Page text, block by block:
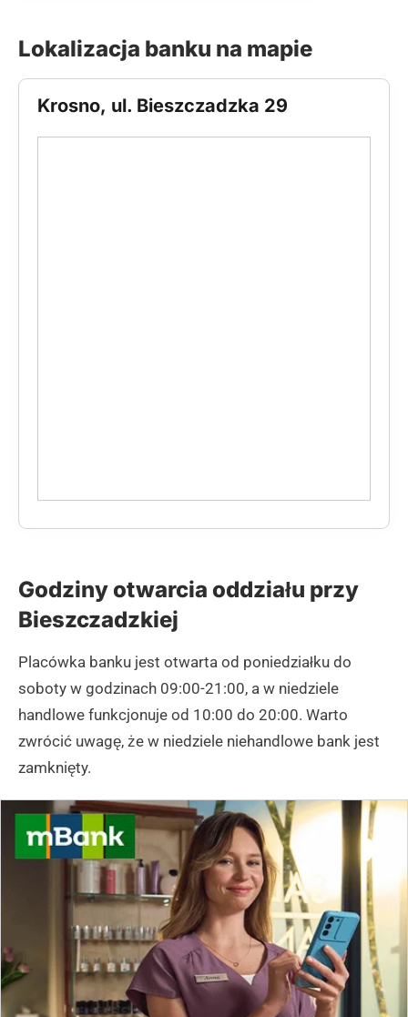
Lokalizacja banku na mapie
Krosno, ul. Bieszczadzka 29
Godziny otwarcia oddziału przy
Bieszczadzkiej
Placówka banku jest otwarta od poniedziałku do
soboty w godzinach 09:00-21:00, a w niedziele
handlowe funkcjonuje od 10:00 do 20:00. Warto
zwrócić uwagę, że w niedziele niehandlowe bank jest
zamknięty.